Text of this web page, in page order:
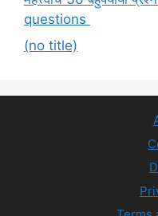
questions
(no title)